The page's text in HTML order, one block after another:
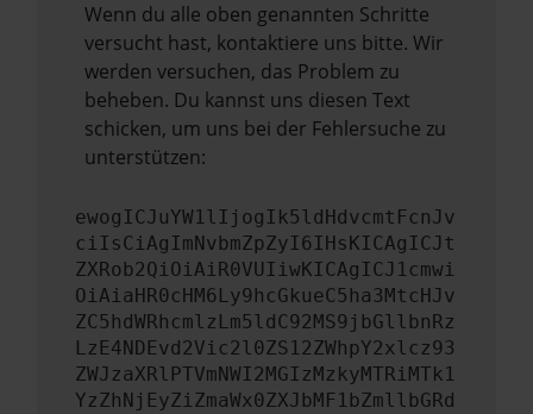
Wenn du alle oben genannten Schritte
versucht hast, kontaktiere uns bitte. Wir
werden versuchen, das Problem zu
beheben. Du kannst uns diesen Text
schicken, um uns bei der Fehlersuche zu
unterstützen:
ewogICJuYW1lIjogIk5ldHdvcmtFcnJv
ciIsCiAgImNvbmZpZyI6IHsKICAgICJt
ZXRob2QiOiAiR0VUIiwKICAgICJ1cmwi
OiAiaHR0cHM6Ly9hcGkueC5ha3MtcHJv
ZC5hdWRhcmlzLm5ldC92MS9jbGllbnRz
LzE4NDEvd2Vic2l0ZS12ZWhpY2xlcz93
ZWJzaXRlPTVmNWI2MGIzMzkyMTRiMTk1
YzZhNjEyZiZmaWx0ZXJbMF1bZmllbGRd